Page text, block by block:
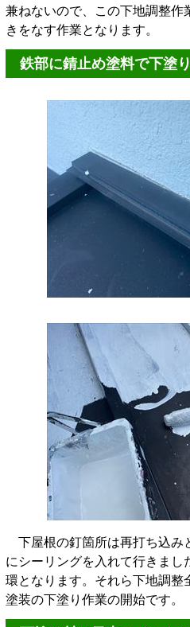
兼ねないので、この下地調整作
きをなす作業となります。
鉄部に錆止め塗料で下塗り
下屋根の釘箇所は再打ち込み
にシーリングを入れて行きまし
環となります。それら下地調整
塗装の下塗り作業の開始です。